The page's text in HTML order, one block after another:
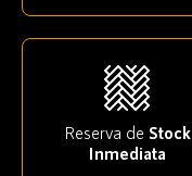
Reserva de Stock
Inmediata